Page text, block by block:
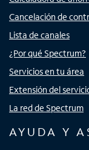
Cancelación de
Lista de canales
¿Por qué Spectrum?
Servicios en tu área
Extensión del
La red de Spectrum
AYUDA Y